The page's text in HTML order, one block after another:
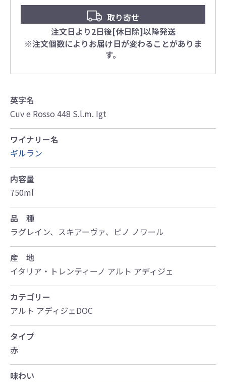
取り寄せ
注文日より2日後[休日除]以降発送
※注文個数によりお届け日が変わることがありま
す。
英字名
Cuv e Rosso 448 S.l.m. Igt
ワイナリー名
ギルラン
内容量
750ml
品 種
ラグレイン、スキアーヴァ、ピノ ノワール
産 地
イタリア・トレンティーノ アルト アディジェ
カテゴリー
アルト アディジェDOC
タイプ
赤
味わい